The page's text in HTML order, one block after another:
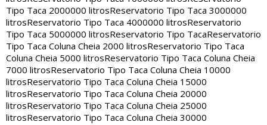
Tipo Taca 2000000 litrosReservatorio Tipo Taca 3000000
litrosReservatorio Tipo Taca 4000000 litrosReservatorio
Tipo Taca 5000000 litrosReservatorio Tipo TacaReservatorio
Tipo Taca Coluna Cheia 2000 litrosReservatorio Tipo Taca
Coluna Cheia 5000 litrosReservatorio Tipo Taca Coluna Cheia
7000 litrosReservatorio Tipo Taca Coluna Cheia 10000
litrosReservatorio Tipo Taca Coluna Cheia 15000
litrosReservatorio Tipo Taca Coluna Cheia 20000
litrosReservatorio Tipo Taca Coluna Cheia 25000
litrosReservatorio Tipo Taca Coluna Cheia 30000